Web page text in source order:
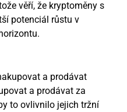
věří, že kryptoměny s
potenciál růstu v
a prodávat
a prodávat za
to ovlivnilo jejich tržní